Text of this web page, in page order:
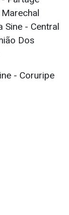
Sine - Central
Dos
- Coruripe